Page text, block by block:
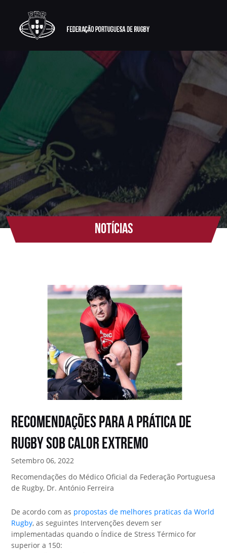
Notícias
Recomendações para a prática de
Rugby sob calor extremo
Setembro 06, 2022
Recomendações do Médico Oficial da Federação Portuguesa
de Rugby, Dr. António Ferreira
De acordo com as propostas de melhores praticas da World
Rugby, as seguintes Intervenções devem ser
implementadas quando o Índice de Stress Térmico for
superior a 150: